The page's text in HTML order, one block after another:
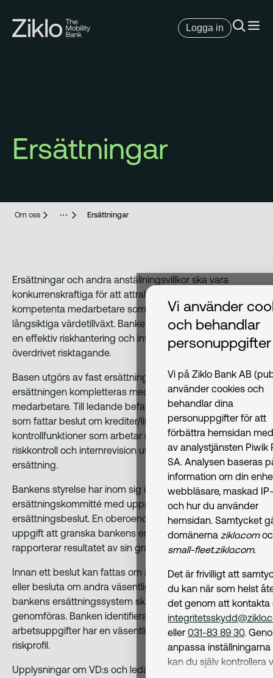
Logga in
Ersättningar
Om oss Ersättningar
Ersättningar och andra anställningsvillkor ska vara
konkurrenskraftiga för att attrahera och behålla
kompetenta medarbetare som bidrar till bankens
långsiktiga värdetillväxt. Bankens ersättningar ska främja
en effektiv riskhantering och inte uppmuntra till
överdrivet risktagande.
Basen utgörs av fast ersättning. I vissa fall kan
ersättningen kompletteras med en rörlig del för ett fåtal
medarbetare. Till ledande befattningshavare, anställda
som fattar beslut om krediter/limiter eller anställda inom
kontrollfunktioner som arbetar med regelefterlevnad,
riskkontroll och internrevision utgår ingen rörlig
ersättning.
Bankens styrelse har inom sig utsett en
ersättningskommitté med uppgift att bereda väsentliga
ersättningsbeslut. En oberoende kontrollfunktion har till
uppgift att granska bankens ersättningssystem och
rapporterar resultatet av sin granskning till styrelsen.
Innan ett beslut kan fattas om att anta ersättningspolicy
eller besluta om andra väsentliga förändringar av
bankens ersättningssystem ska en riskanalys
genomföras. Banken identifierar årligen anställda vars
arbetsuppgifter har en väsentlig inverkan på företagets
riskprofil.
Upplysningar om VD:s och ledande befattningshavare
Vi använder
och behandlar
personuppgifter
Vi på Ziklo Bank AB
använder cookies och
behandlar dina
personuppgifter för att
förbättra hemsidan
av analystjänsten Piwik
SA. Analysen baseras
information om din
webbläsare, maskad
och hur du använder
hemsidan. Samtycket
domänerna ziklo.com
small-fleet.ziklo.com.
Det är frivilligt att
du kan när som helst
det genom att kontakta
eller 031-83 89 30.
anpassa
kan du själv kontrollera